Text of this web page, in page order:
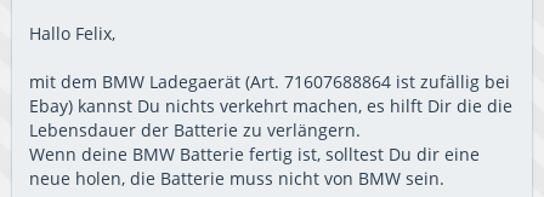
Hallo Felix,
mit dem BMW Ladegaerät (Art. 71607688864 ist zufällig bei
Ebay) kannst Du nichts verkehrt machen, es hilft Dir die die
Lebensdauer der Batterie zu verlängern.
Wenn deine BMW Batterie fertig ist, solltest Du dir eine
neue holen, die Batterie muss nicht von BMW sein.